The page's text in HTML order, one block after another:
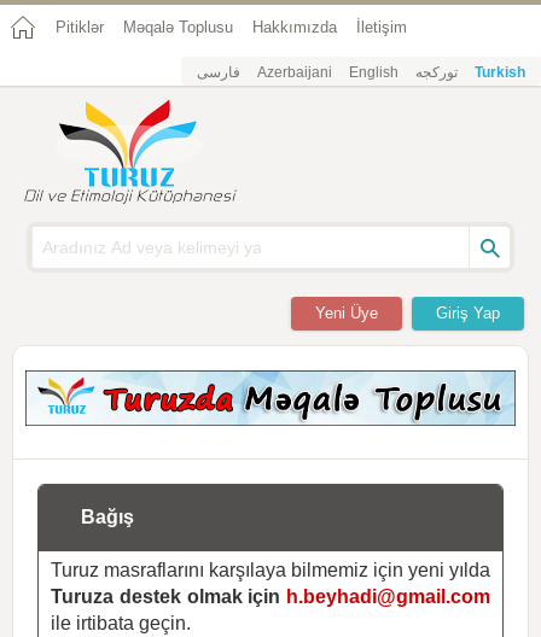
Pitiklər Məqalə Toplusu Hakkımızda İletişim
فارسی Azerbaijani English تورکجه Turkish
Giriş Yap
Yeni Üye
Bağış
Turuz masraflarını karşılaya bilmemiz için yeni yılda
Turuza destek olmak için h.beyhadi@gmail.com
ile irtibata geçin.